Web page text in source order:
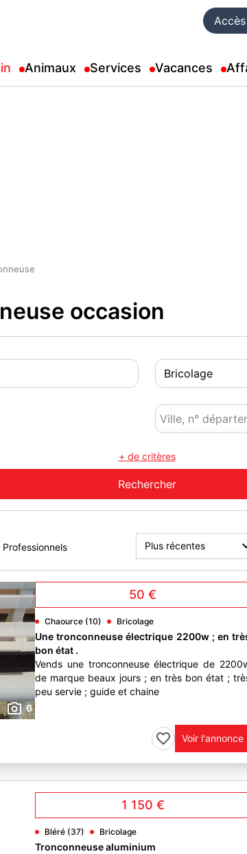
Animaux Services Vacances
occasion
+ de critères
Professionnels
6
50 €
Chaource (10) Bricolage
Une tronconneuse électrique 2200w ; en
bon état .
Vends une tronconneuse électrique de
de marque beaux jours ; en très bon état ;
peu servie ; guide et chaine
Voir l'annonce
1 150 €
Bléré (37) Bricolage
Tronconneuse aluminium